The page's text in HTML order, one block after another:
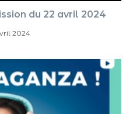
du 22 avril 2024
2024